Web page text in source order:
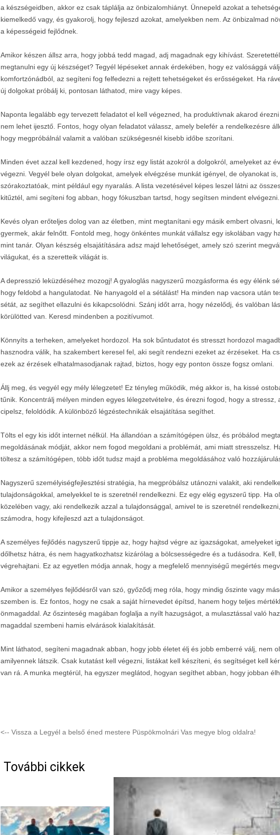
a készségeidben, akkor ez csak táplálja az önbizalomhiányt. Ünnepeld azokat a
kiemelkedő vagy, és gyakorolj, hogy fejleszd azokat, amelyekben nem. Az önbizalmad
a képességeid fejlődnek.
Amikor készen állsz arra, hogy jobbá tedd magad, adj magadnak egy kihívást.
megtanulni egy új készséget? Tegyél lépéseket annak érdekében, hogy ez valósággá
komfortzónádból, az segíteni fog felfedezni a rejtett tehetségeket és erősségeket. Ha
új dolgokat próbálj ki, pontosan láthatod, mire vagy képes.
Naponta legalább egy tervezett feladatot el kell végezned, ha produktívnak akarod
nem lehet ijesztő. Fontos, hogy olyan feladatot válassz, amely belefér a rendelkezésre
hogy megpróbálnál valamit a valóban szükségesnél kisebb időbe szorítani.
Minden évet azzal kell kezdened, hogy írsz egy listát azokról a dolgokról, amelyeket az
végezni. Vegyél bele olyan dolgokat, amelyek elvégzése munkát igényel, de olyanokat is,
szórakoztatóak, mint például egy nyaralás. A lista vezetésével képes leszel látni az
kitűztél, ami segíteni fog abban, hogy fókuszban tartsd, hogy segítsen mindent elvégezni.
Kevés olyan erőteljes dolog van az életben, mint megtanítani egy másik embert olvasni,
gyermek, akár felnőtt. Fontold meg, hogy önkéntes munkát vállalsz egy iskolában vagy
mint tanár. Olyan készség elsajátítására adsz majd lehetőséget, amely szó szerint
világukat, és a szeretteik világát is.
A depresszió leküzdéséhez mozogj! A gyaloglás nagyszerű mozgásforma és egy élénk
hogy feldobd a hangulatodat. Ne hanyagold el a sétálást! Ha minden nap vacsora után
sétát, az segíthet ellazulni és kikapcsolódni. Szánj időt arra, hogy nézelődj, és valóban
körülötted van. Keresd mindenben a pozitívumot.
Könnyíts a terheken, amelyeket hordozol. Ha sok bűntudatot és stresszt hordozol
hasznodra válik, ha szakembert keresel fel, aki segít rendezni ezeket az érzéseket. Ha
ezek az érzések elhatalmasodjanak rajtad, biztos, hogy egy ponton össze fogsz omlani.
Állj meg, és vegyél egy mély lélegzetet! Ez tényleg működik, még akkor is, ha kissé
tűnik. Koncentrálj mélyen minden egyes lélegzetvételre, és érezni fogod, hogy a stressz,
cipelsz, feloldódik. A különböző légzéstechnikák elsajátítása segíthet.
Tölts el egy kis időt internet nélkül. Ha állandóan a számítógépen ülsz, és próbálod
megoldásának módját, akkor nem fogod megoldani a problémát, ami miatt stresszelsz.
töltesz a számítógépen, több időt tudsz majd a probléma megoldásához való
Nagyszerű személyiségfejlesztési stratégia, ha megpróbálsz utánozni valakit, aki
tulajdonságokkal, amelyekkel te is szeretnél rendelkezni. Ez egy elég egyszerű tipp. Ha
közelében vagy, aki rendelkezik azzal a tulajdonsággal, amivel te is szeretnél
számodra, hogy kifejleszd azt a tulajdonságot.
A személyes fejlődés nagyszerű tippje az, hogy hajtsd végre az igazságokat, amelyeket
dőlhetsz hátra, és nem hagyatkozhatsz kizárólag a bölcsességedre és a tudásodra. Kell,
végrehajtani. Ez az egyetlen módja annak, hogy a megfelelő mennyiségű megértés
Amikor a személyes fejlődésről van szó, győződj meg róla, hogy mindig őszinte vagy
szemben is. Ez fontos, hogy ne csak a saját hírnevedet építsd, hanem hogy teljes
önmagaddal. Az őszinteség magában foglalja a nyílt hazugságot, a mulasztással való
magaddal szembeni hamis elvárások kialakítását.
Mint láthatod, segíteni magadnak abban, hogy jobb életet élj és jobb emberré válj, nem
amilyennek látszik. Csak kutatást kell végezni, listákat kell készíteni, és segítséget kell
van rá. A munka megtérül, ha egyszer meglátod, hogyan segíthet abban, hogy jobban
<-- Vissza a Legyél a belső éned mestere Püspökmolnári Vas megye blog oldalra!
További cikkek